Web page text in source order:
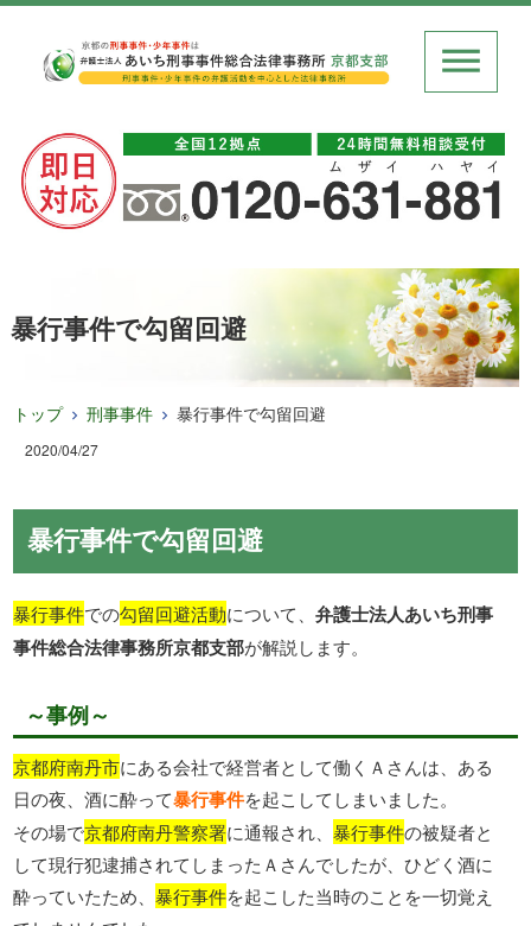
暴行事件で勾留回避
トップ 刑事事件 暴行事件で勾留回避
2020/04/27
暴行事件で勾留回避
暴行事件での勾留回避活動について、弁護士法人あいち刑事
事件総合法律事務所京都支部が解説します。
～事例～
京都府南丹市にある会社で経営者として働くＡさんは、ある
日の夜、酒に酔って暴行事件を起こしてしまいました。
その場で京都府南丹警察署に通報され、暴行事件の被疑者と
して現行犯逮捕されてしまったＡさんでしたが、ひどく酒に
酔っていたため、暴行事件を起こした当時のことを一切覚え